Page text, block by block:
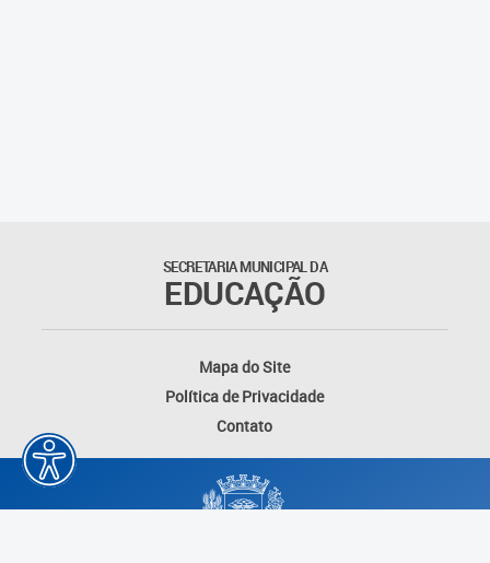
Atos do Conselho
Pareceres
Proposições
SECRETARIA MUNICIPAL DA
EDUCAÇÃO
Mapa do Site
Política de Privacidade
Contato